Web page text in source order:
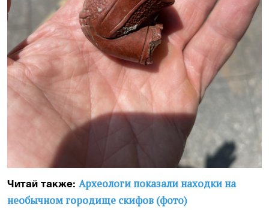
Читай также: Археологи показали находки на
необычном городище скифов (фото)